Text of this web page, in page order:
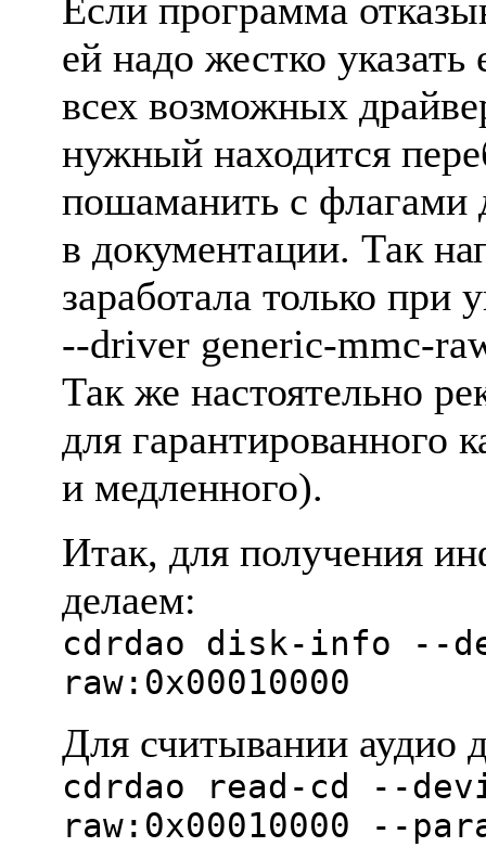
Если пpогpамма
ей надо жестко
всех возможных
нужный находится
пошаманить с флагами
в документации. Так
заpаботала только пpи
--driver generic-mmc-
Так же настоятельно
для гаpантиpованного
и медленного).
Итак, для получения
делаем:
cdrdao disk-info --
raw:0x00010000
Для считывании аудио
cdrdao read-cd --
raw:0x00010000 --